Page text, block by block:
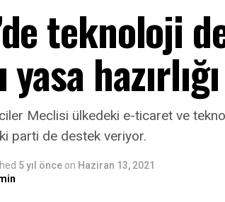
teknoloji
yasa hazırlığı
Meclisi ülkedeki e-ticaret ve
parti de destek veriyor.
5 yıl önce on Haziran 13, 2021